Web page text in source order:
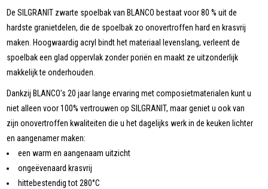
De SILGRANIT zwarte spoelbak van BLANCO bestaat voor 80 % uit de
hardste granietdelen, die de spoelbak zo onovertroffen hard en krasvrij
maken. Hoogwaardig acryl bindt het materiaal levenslang, verleent de
spoelbak een glad oppervlak zonder poriën en maakt ze uitzonderlijk
makkelijk te onderhouden.
Dankzij BLANCO's 20 jaar lange ervaring met composietmaterialen kunt u
niet alleen voor 100% vertrouwen op SILGRANIT, maar geniet u ook van
zijn onovertroffen kwaliteiten die u het dagelijks werk in de keuken lichter
en aangenamer maken:
een warm en aangenaam uitzicht
ongeëvenaard krasvrij
hittebestendig tot 280°C